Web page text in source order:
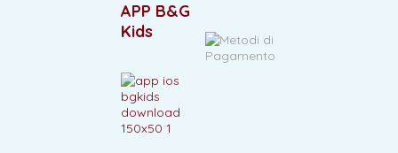
APP B&G
Kids